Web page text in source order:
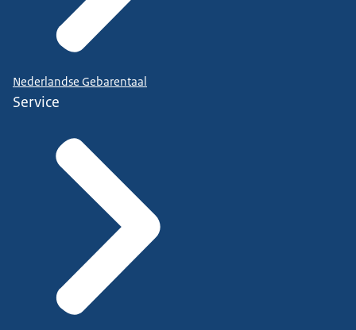
Nederlandse Gebarentaal
Service